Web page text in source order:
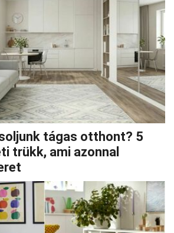
tágas otthont? 5
trükk, ami azonnal